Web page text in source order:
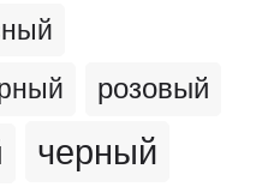
розовый
черный